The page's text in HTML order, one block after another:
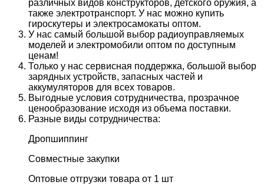
различных видов конструкторов, детского оружия, а
также электротранспорт. У нас можно купить
гироскутеры и электросамокаты оптом.
У нас самый большой выбор радиоуправляемых
моделей и электромобили оптом по доступным
ценам!
Только у нас сервисная поддержка, большой выбор
зарядных устройств, запасных частей и
аккумуляторов для всех товаров.
Выгодные условия сотрудничества, прозрачное
ценообразование исходя из объема поставки.
Разные виды сотрудничества:
Дропшиппинг
Совместные закупки
Оптовые отгрузки товара от 1 шт